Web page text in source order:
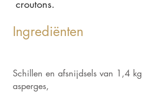
Ingrediënten
Schillen en afsnijdsels van 1,4 kg
asperges,
croutons.